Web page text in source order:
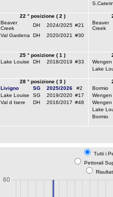
22 ° posizione ( 2 )
Beaver
Creek
DH 2024/2025 #21
Val Gardena
DH 2020/2021 #30
Beaver
Creek
25 ° posizione ( 1 )
Lake Louise
DH 2018/2019 #33
Wengen
Lake
28 ° posizione ( 3 )
Livigno
SG 2025/2026
#2
Lake Louise
SG 2019/2020 #17
Val d Isere
DH 2016/2017 #48
Bormio
Wengen
Wengen
Lake
Bormio
Tutti i
Pettorali